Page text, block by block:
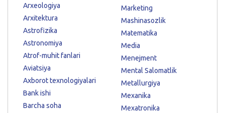
Arxeologiya
Arxitektura
Astrofizika
Astronomiya
Atrof-muhit fanlari
Aviatsiya
Axborot texnologiyalari
Bank ishi
Barcha soha
Marketing
Mashinasozlik
Matematika
Media
Menejment
Mental Salomatlik
Metallurgiya
Mexanika
Mexatronika